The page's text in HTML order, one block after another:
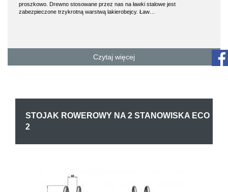
proszkowo. Drewno stosowane przez nas na ławki stalowe jest
zabezpieczone trzykrotną warstwą lakierobejcy. Ław…
Czytaj więcej
STOJAK ROWEROWY NA 2 STANOWISKA ECO
2